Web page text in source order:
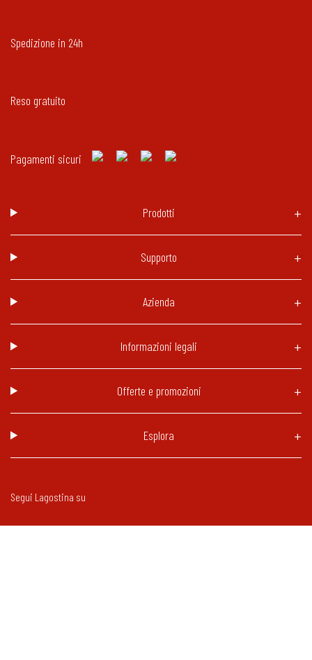
Spedizione in 24h
Reso gratuito
Pagamenti sicuri
Prodotti
Supporto
Azienda
Informazioni legali
Offerte e promozioni
Esplora
Segui Lagostina su